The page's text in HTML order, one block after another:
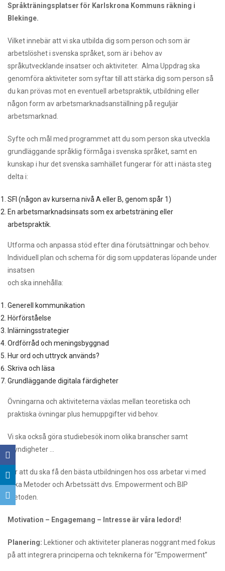
Språkträningsplatser för Karlskrona Kommuns räkning i
Blekinge.
Vilket innebär att vi ska utbilda dig som person och som är
arbetslöshet i svenska språket, som är i behov av
språkutvecklande insatser och aktiviteter. Alma Uppdrag ska
genomföra aktiviteter som syftar till att stärka dig som person så
du kan prövas mot en eventuell arbetspraktik, utbildning eller
någon form av arbetsmarknadsanställning på reguljär
arbetsmarknad.
Syfte och mål med programmet att du som person ska utveckla
grundläggande språklig förmåga i svenska språket, samt en
kunskap i hur det svenska samhället fungerar för att i nästa steg
delta i:
SFI (någon av kurserna nivå A eller B, genom spår 1)
En arbetsmarknadsinsats som ex arbetsträning eller
arbetspraktik.
Utforma och anpassa stöd efter dina förutsättningar och behov.
Individuell plan och schema för dig som uppdateras löpande under
insatsen
och ska innehålla:
Generell kommunikation
Hörförståelse
Inlärningsstrategier
Ordförråd och meningsbyggnad
Hur ord och uttryck används?
Skriva och läsa
Grundläggande digitala färdigheter
Övningarna och aktiviteterna växlas mellan teoretiska och
praktiska övningar plus hemuppgifter vid behov.
Vi ska också göra studiebesök inom olika branscher samt
myndigheter …
För att du ska få den bästa utbildningen hos oss arbetar vi med
olika Metoder och Arbetssätt dvs. Empowerment och BIP
metoden.
Motivation – Engagemang – Intresse är våra ledord!
Planering:
Lektioner och aktiviteter planeras noggrant med fokus
på att integrera principerna och teknikerna för ”Empowerment”